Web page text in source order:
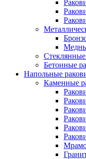
Бетонные
Напольные
Каменные